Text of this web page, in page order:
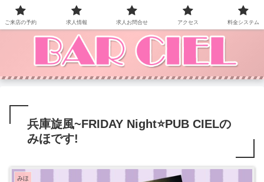
BAR CIEL！ご来店お待ちしています。
兵庫旋風~FRIDAY Night⭐PUB CIELの
みほです!
みほ
ご来店の予約 求人情報 求人お問合せ アクセス 料金システム